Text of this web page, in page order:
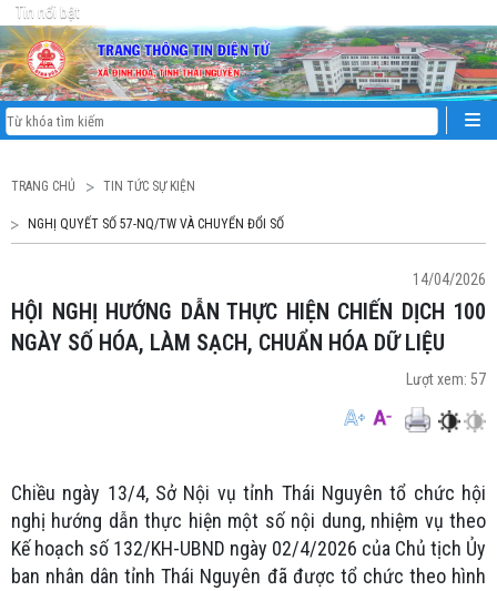
Tin nổi bật
TRANG CHỦ TIN TỨC SỰ KIỆN
NGHỊ QUYẾT SỐ 57-NQ/TW VÀ CHUYỂN ĐỔI SỐ
14/04/2026
HỘI NGHỊ HƯỚNG DẪN THỰC HIỆN CHIẾN DỊCH 100
NGÀY SỐ HÓA, LÀM SẠCH, CHUẨN HÓA DỮ LIỆU
Lượt xem: 57
Chiều ngày 13/4, Sở Nội vụ tỉnh Thái Nguyên tổ chức hội
nghị hướng dẫn thực hiện một số nội dung, nhiệm vụ theo
Kế hoạch số 132/KH-UBND ngày 02/4/2026 của Chủ tịch Ủy
ban nhân dân tỉnh Thái Nguyên đã được tổ chức theo hình